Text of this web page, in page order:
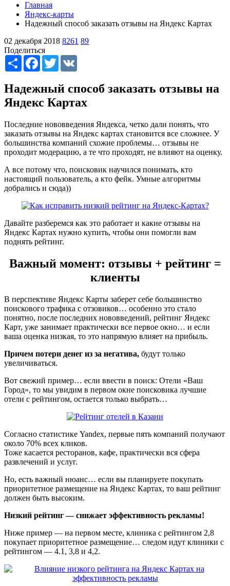
Главная
Яндекс-карты
Надежный способ заказать отзывы на Яндекс Картах
02 декабря 2018 8261 89
Поделиться
Share Facebook
Twitter
Надежный способ заказать отзывы на
Яндекс Картах
Последние нововведения Яндекса, четко дали понять, что
заказать отзывы на Яндекс картах становится все сложнее. У
большинства компаний схожие проблемы… отзывы не
проходит модерацию, а те что проходят, не влияют на оценку.
А все потому что, поисковик научился понимать, кто
настоящий пользователь, а кто фейк. Умные алгоритмы
добрались и сюда))
Давайте разберемся как это работает и какие отзывы на
Яндекс Картах нужно купить, чтобы они помогли вам
поднять рейтинг.
Важный момент: отзывы + рейтинг =
клиенты
В перспективе Яндекс Карты заберет себе большинство
поискового трафика с отзовиков… особенно это стало
понятно, после последних нововведений, рейтинг Яндекс
Карт, уже занимает практически все первое окно… и если
ваша оценка низкая, то это напрямую влияет на прибыль.
Причем потери денег из за негатива, будут только
увеличиваться.
Вот свежий пример… если ввести в поиск: Отели «Ваш
Город», то мы увидим в первом окне поисковика лучшие
отели с рейтингом, остается только выбрать…
Согласно статистике Yandex, первые пять компаний получают
около 70% всех кликов.
Тоже касается ресторанов, кафе, практически вся сфера
развлечений и услуг.
Но, есть важный нюанс… если вы планируете покупать
приоритетное размещение на Яндекс Картах, то ваш рейтинг
должен быть высоким.
Низкий рейтинг — снижает эффективность рекламы!
Ниже пример — на первом месте, клиника с рейтингом 2,8
покупает приоритетное размещение… следом идут клиники с
рейтингом — 4.1, 3,8 и 4,2.